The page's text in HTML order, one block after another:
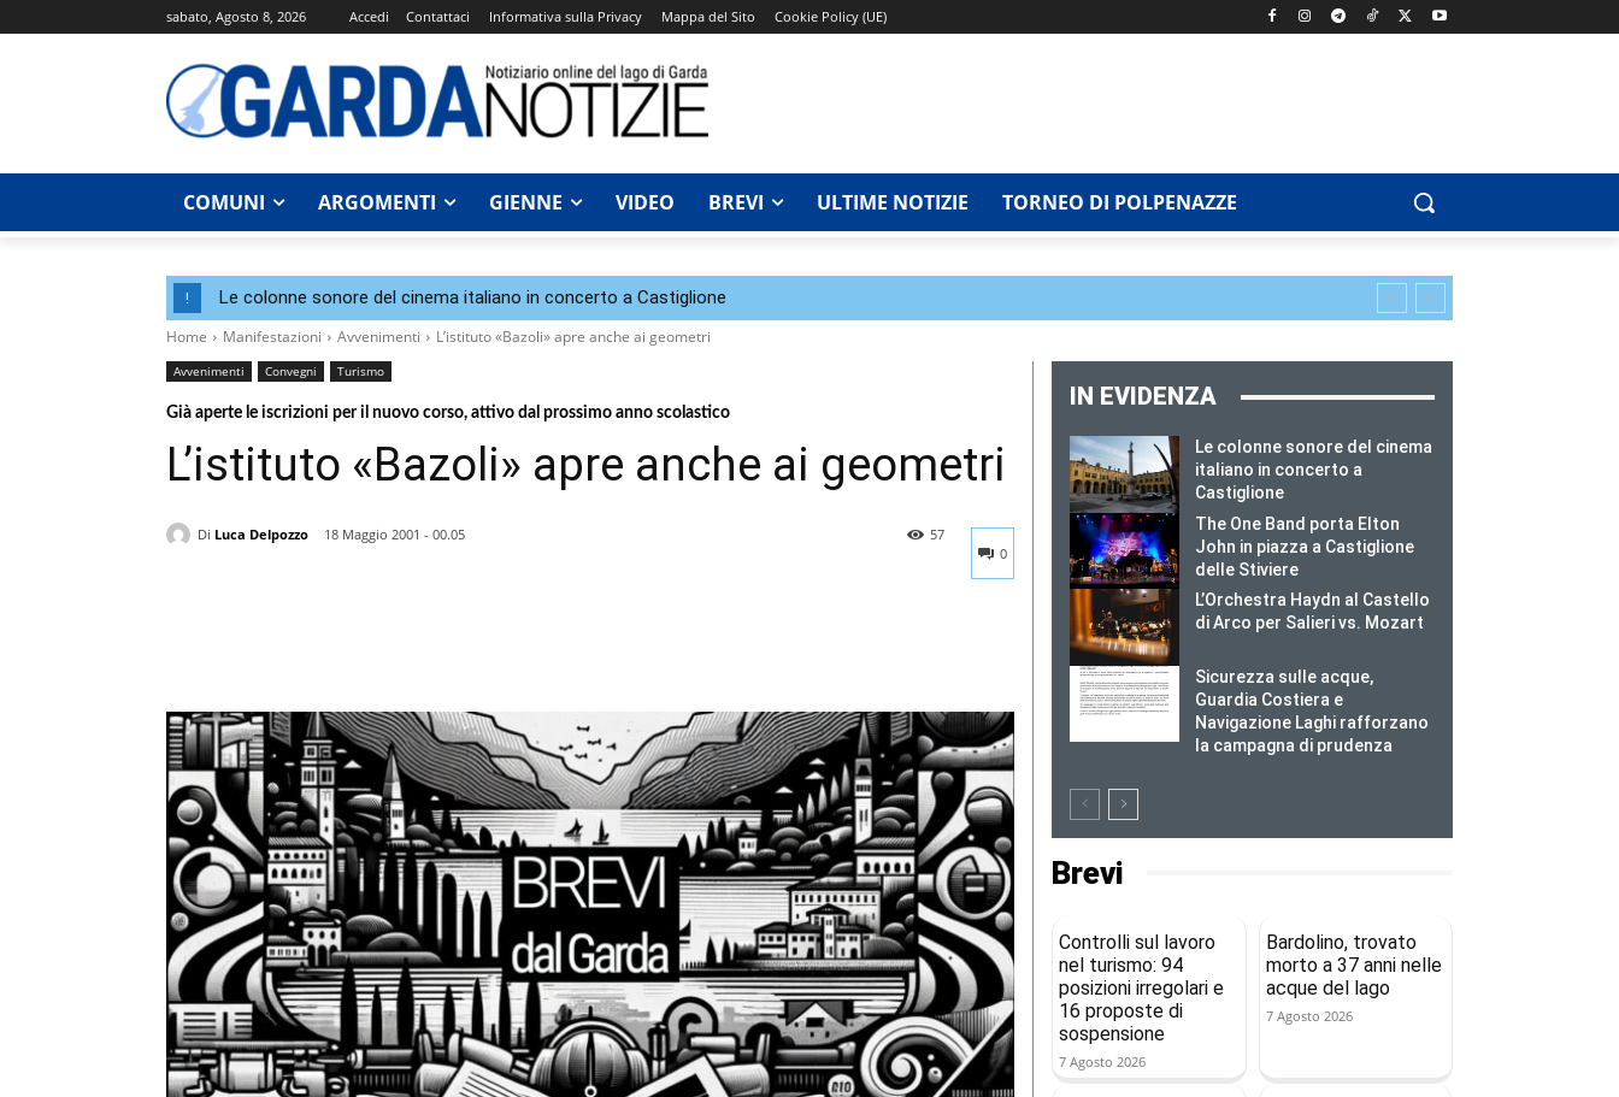
sabato, Agosto 8, 2026 Accedi Contattaci Informativa sulla Privacy Mappa del Sito Cookie Policy (UE)
COMUNI ARGOMENTI GIENNE VIDEO BREVI ULTIME NOTIZIE TORNEO DI POLPENAZZE
! Le colonne sonore del cinema italiano in concerto a Castiglione
Home Manifestazioni Avvenimenti L’istituto «Bazoli» apre anche ai geometri
Avvenimenti Convegni Turismo
Già aperte le iscrizioni per il nuovo corso, attivo dal prossimo anno scolastico
L’istituto «Bazoli» apre anche ai geometri
Di Luca Delpozzo
18 Maggio 2001 - 00.05
0
57
IN EVIDENZA
Le colonne sonore del cinema
italiano in concerto a
Castiglione
The One Band porta Elton
John in piazza a Castiglione
delle Stiviere
L’Orchestra Haydn al Castello
di Arco per Salieri vs. Mozart
Sicurezza sulle acque,
Guardia Costiera e
Navigazione Laghi rafforzano
la campagna di prudenza
Brevi
Controlli sul lavoro
nel turismo: 94
posizioni irregolari e
16 proposte di
sospensione
7 Agosto 2026
Bardolino, trovato
morto a 37 anni nelle
acque del lago
7 Agosto 2026